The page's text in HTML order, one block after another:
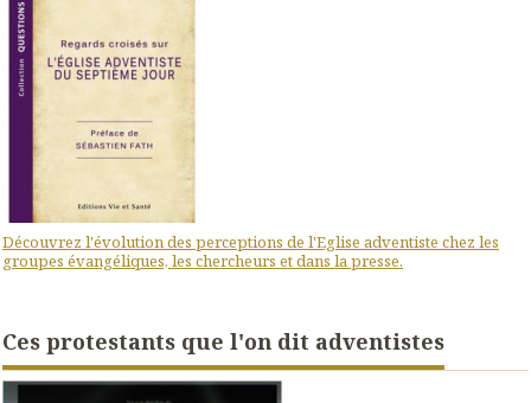
Découvrez l'évolution des perceptions de l'Eglise adventiste chez les
groupes évangéliques, les chercheurs et dans la presse.
Ces protestants que l'on dit adventistes